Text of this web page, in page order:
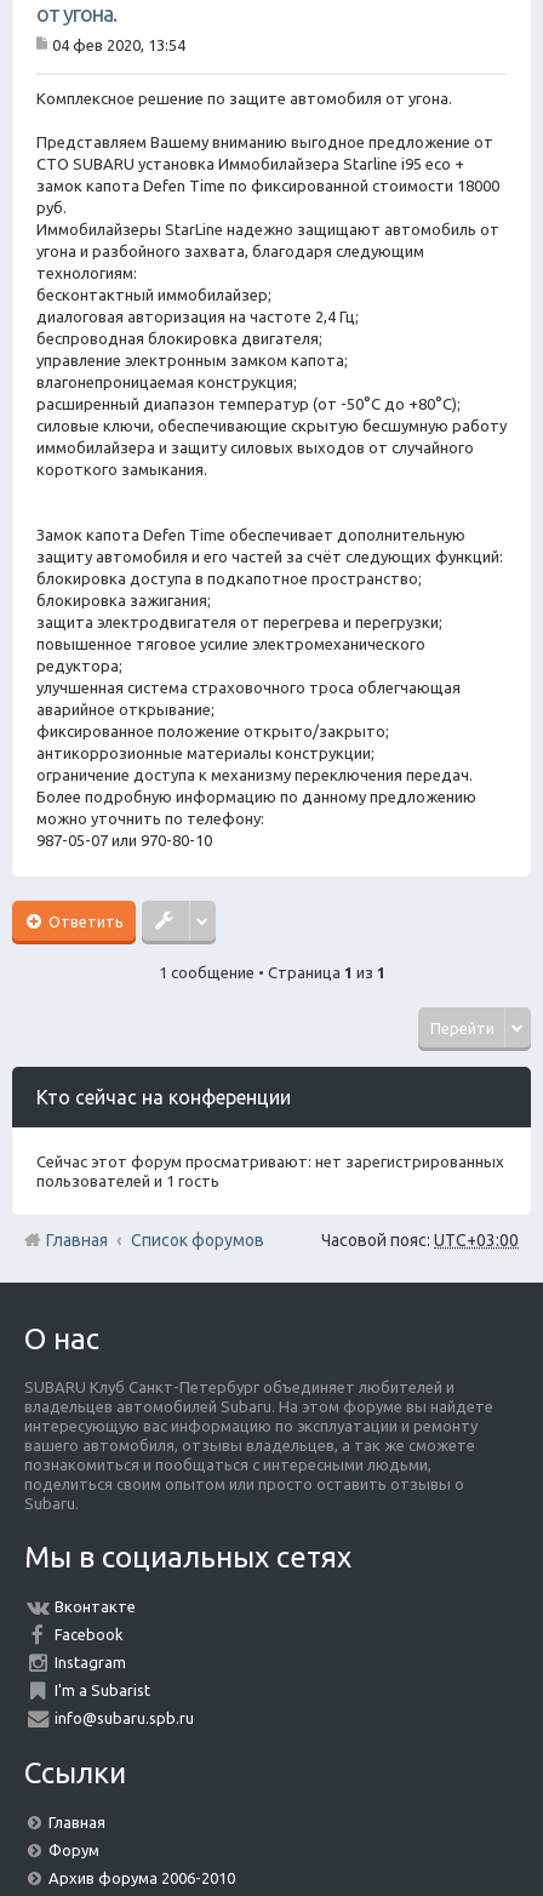
от угона.
о
щ
е
н
и
е
04 фев 2020, 13:54
Комплексное решение по защите автомобиля от угона.
Представляем Вашему вниманию выгодное предложение от
СТО SUBARU установка Иммобилайзера Starline i95 eco +
замок капота Defen Time по фиксированной стоимости 18000
руб.
Иммобилайзеры StarLine надежно защищают автомобиль от
угона и разбойного захвата, благодаря следующим
технологиям:
бесконтактный иммобилайзер;
диалоговая авторизация на частоте 2,4 Гц;
беспроводная блокировка двигателя;
управление электронным замком капота;
влагонепроницаемая конструкция;
расширенный диапазон температур (от -50°С до +80°С);
силовые ключи, обеспечивающие скрытую бесшумную работу
иммобилайзера и защиту силовых выходов от случайного
короткого замыкания.
Замок капота Defen Time обеспечивает дополнительную
защиту автомобиля и его частей за счёт следующих функций:
блокировка доступа в подкапотное пространство;
блокировка зажигания;
защита электродвигателя от перегрева и перегрузки;
повышенное тяговое усилие электромеханического
редуктора;
улучшенная система страховочного троса облегчающая
аварийное открывание;
фиксированное положение открыто/закрыто;
антикоррозионные материалы конструкции;
ограничение доступа к механизму переключения передач.
Более подробную информацию по данному предложению
можно уточнить по телефону:
987-05-07 или 970-80-10
Ответить
1 сообщение • Страница 1 из 1
Перейти
Кто сейчас на конференции
Сейчас этот форум просматривают: нет зарегистрированных
пользователей и 1 гость
Часовой пояс: UTC+03:00
Главная Список форумов
О нас
SUBARU Клуб Санкт-Петербург объединяет любителей и
владельцев автомобилей Subaru. На этом форуме вы найдете
интересующую вас информацию по эксплуатации и ремонту
вашего автомобиля, отзывы владельцев, а так же сможете
познакомиться и пообщаться с интересными людьми,
поделиться своим опытом или просто оставить отзывы о
Subaru.
Мы в социальных сетях
Вконтакте
Facebook
Instagram
I'm a Subarist
info@subaru.spb.ru
Ссылки
Главная
Форум
Архив форума 2006-2010